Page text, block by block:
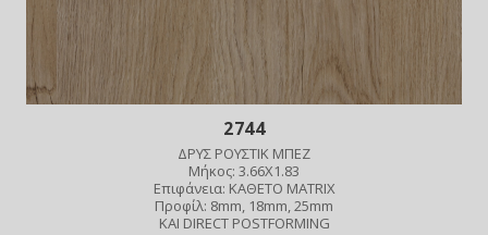
2744
ΔΡΥΣ ΡΟΥΣΤΙΚ ΜΠΕΖ
Μήκος: 3.66X1.83
Επιφάνεια: ΚΑΘΕΤΟ MATRIX
Προφίλ: 8mm, 18mm, 25mm
ΚΑΙ DIRECT POSTFORMING